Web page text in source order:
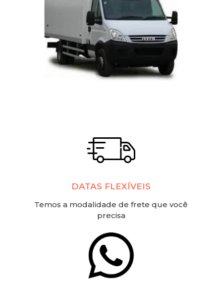
DATAS FLEXÍVEIS
Temos a modalidade de frete que você
precisa